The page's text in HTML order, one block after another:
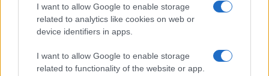
I want to allow Google to enable storage
related to analytics like cookies on web or
device identifiers in apps.
I want to allow Google to enable storage
related to functionality of the website or app.
Paesi, mentre gli elevati attuali premi a termine
risultano allettanti in questo contesto di bassi
rendimenti”, – spiegaGerry Evelyn, Client
Portfolio Manager Invesco Global Debt
ricordando come la ripresa mondiale post Covid